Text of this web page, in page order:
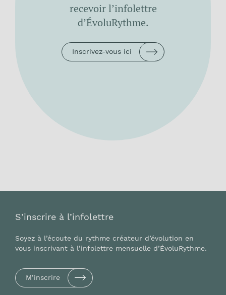
recevoir l’infolettre
d’ÉvoluRythme.
Inscrivez-vous ici
S’inscrire à l’infolettre
Soyez à l’écoute du rythme créateur d’évolution en
vous inscrivant à l’infolettre mensuelle d’ÉvoluRythme.
M’inscrire